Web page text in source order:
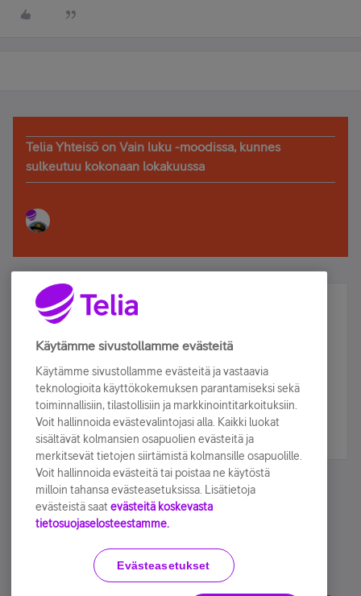
Telia Yhteisö on Vain luku -moodissa, kunnes
sulkeutuu kokonaan lokakuussa
Älä jää paitsi – osallistu ja voita!
Tilaa Telian uutiskirje ja olet mukana arvonnassa.
sähköpostiisi.
Tilaa nyt
Käyttöehdot Accessibility statement
Käytämme sivustollamme evästeitä
Käytämme sivustollamme evästeitä ja vastaavia
teknologioita käyttökokemuksen parantamiseksi sekä
toiminnallisiin, tilastollisiin ja markkinointitarkoituksiin.
Voit hallinnoida evästevalintojasi alla. Kaikki luokat
sisältävät kolmansien osapuolien evästeitä ja
merkitsevät tietojen siirtämistä kolmansille osapuolille.
Voit hallinnoida evästeitä tai poistaa ne käytöstä
milloin tahansa evästeasetuksissa. Lisätietoja
evästeistä saat evästeitä koskevasta
tietosuojaselosteestamme.
Evästeasetukset